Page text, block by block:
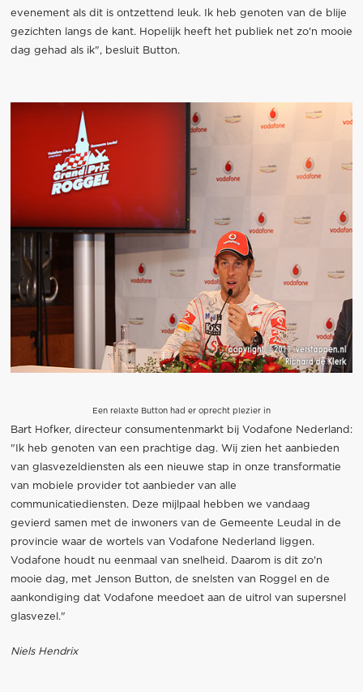
evenement als dit is ontzettend leuk. Ik heb genoten van de blije
gezichten langs de kant. Hopelijk heeft het publiek net zo'n mooie
dag gehad als ik", besluit Button.
Een relaxte Button had er oprecht plezier in
Bart Hofker, directeur consumentenmarkt bij Vodafone Nederland:
"Ik heb genoten van een prachtige dag. Wij zien het aanbieden
van glasvezeldiensten als een nieuwe stap in onze transformatie
van mobiele provider tot aanbieder van alle
communicatiediensten. Deze mijlpaal hebben we vandaag
gevierd samen met de inwoners van de Gemeente Leudal in de
provincie waar de wortels van Vodafone Nederland liggen.
Vodafone houdt nu eenmaal van snelheid. Daarom is dit zo'n
mooie dag, met Jenson Button, de snelsten van Roggel en de
aankondiging dat Vodafone meedoet aan de uitrol van supersnel
glasvezel."
Niels Hendrix